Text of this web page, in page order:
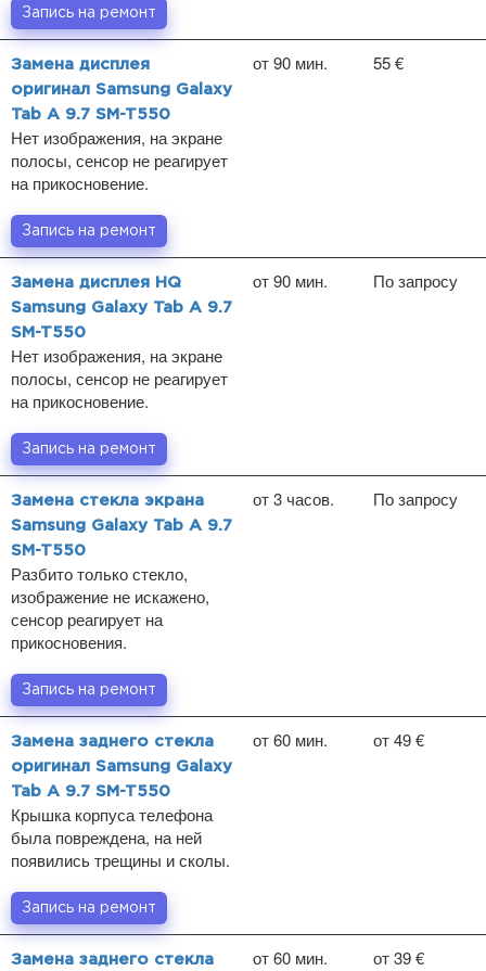
Запись на ремонт
Замена дисплея
оригинал Samsung Galaxy
Tab A 9.7 SM-T550
Нет изображения, на экране
полосы, сенсор не реагирует
на прикосновение.
от 90 мин. 55 €
Запись на ремонт
Замена дисплея HQ
Samsung Galaxy Tab A 9.7
SM-T550
Нет изображения, на экране
полосы, сенсор не реагирует
на прикосновение.
от 90 мин. По запросу
Запись на ремонт
Замена стекла экрана
Samsung Galaxy Tab A 9.7
SM-T550
Разбито только стекло,
изображение не искажено,
сенсор реагирует на
прикосновения.
от 3 часов. По запросу
Запись на ремонт
Замена заднего стекла
оригинал Samsung Galaxy
Tab A 9.7 SM-T550
Крышка корпуса телефона
была повреждена, на ней
появились трещины и сколы.
от 60 мин. от 49 €
Запись на ремонт
Замена заднего стекла от 60 мин. от 39 €